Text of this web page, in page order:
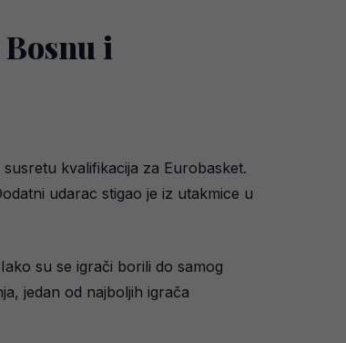
i
kvalifikacija za Eurobasket.
udarac stigao je iz utakmice u
su se igrači borili do samog
jedan od najboljih igrača